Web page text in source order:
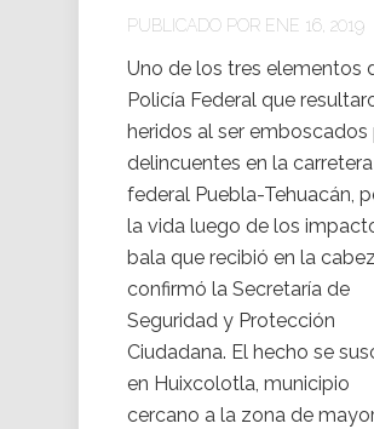
PUBLICADO POR ENE 16, 2019
Uno de los tres elementos
Policía Federal que
heridos al ser emboscados
delincuentes en la carretera
federal Puebla-Tehuacán,
la vida luego de los
bala que recibió en la
confirmó la Secretaría de
Seguridad y Protección
Ciudadana. El hecho se
en Huixcolotla, municipio
cercano a la zona de